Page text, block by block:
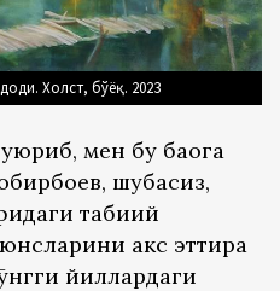
Холст, бўёқ. 2023
мен бу баҳога
шубҳасиз,
табиий
акс эттира
йиллардаги